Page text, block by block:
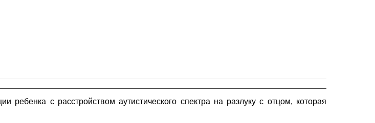
с расстройством аутисти­ческого спектра на разлуку с отцом, которая